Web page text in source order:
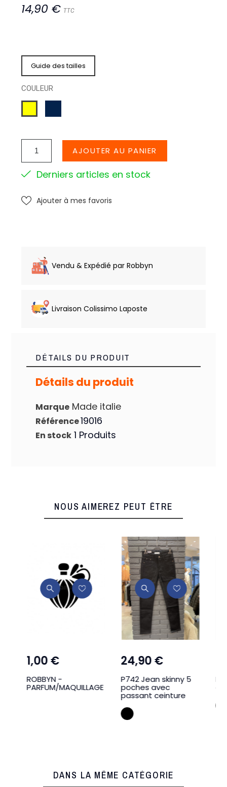
14,90 € TTC
Guide des tailles
COULEUR
AJOUTER AU PANIER
Derniers articles en stock
Ajouter à mes favoris
Vendu & Expédié par Robbyn
Livraison Colissimo Laposte
DÉTAILS DU PRODUIT
Détails du produit
Marque Made italie
Référence19016
En stock 1 Produits
NOUS AIMEREZ PEUT ÊTRE
1,00 €
ROBBYN -
PARFUM/MAQUILLAGE
24,90 €
P742 Jean skinny 5
poches avec
passant ceinture
Noir
DANS LA MÊME CATÉGORIE